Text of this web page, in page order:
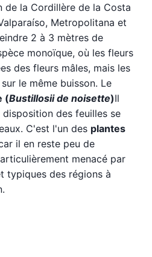
de la Cordillère de la Costa
Metropolitana et
2 à 3 mètres de
monoïque, où les fleurs
des fleurs mâles, mais les
le même buisson. Le
(Bustillosii de noisette)Il
des feuilles se
C'est l'un des plantes
il en reste peu de
menacé par
typiques des régions à